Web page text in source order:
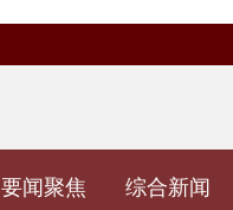
要闻聚焦 综合新闻